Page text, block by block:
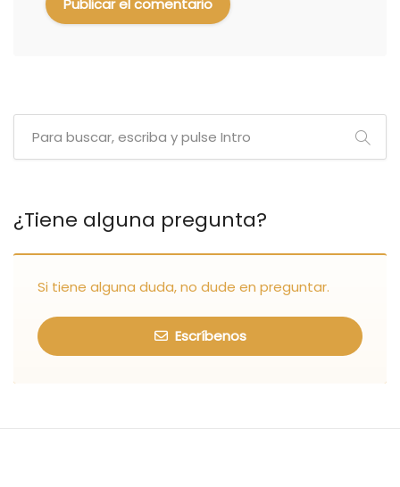
¿Tiene alguna pregunta?
Si tiene alguna duda, no dude en preguntar.
Escríbenos